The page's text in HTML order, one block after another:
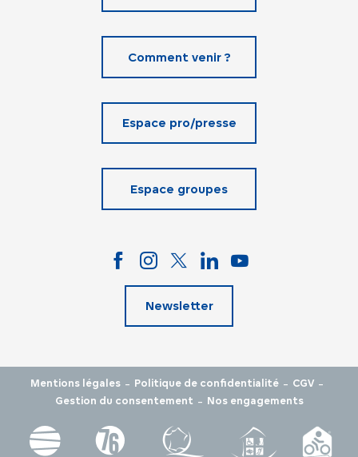
Comment venir ?
Espace pro/presse
Espace groupes
Newsletter
Mentions légales - Politique de confidentialité - CGV -
Gestion du consentement - Nos engagements